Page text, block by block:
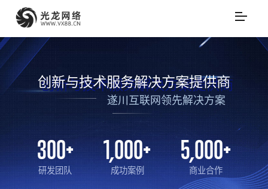
创新与技术服务解决方案提供商
遂川互联网领先解决方案
300+
研发团队
1,000+
成功案例
5,000+
商业合作